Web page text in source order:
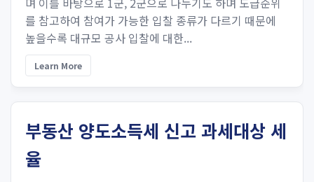
를 참고하여 참여가 가능한 입찰 종류가 다르기 때문에
높을수록 대규모 공사 입찰에 대한...
Learn More
부동산 양도소득세 신고 과세대상 세
율